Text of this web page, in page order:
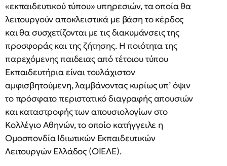
«εκπαιδευτικού τύπου» υπηρεσιών, τα οποία θα
λειτουργούν αποκλειστικά με βάση το κέρδος
και θα συσχετίζονται με τις διακυμάνσεις της
προσφοράς και της ζήτησης. Η ποιότητα της
παρεχόμενης παιδειας από τέτοιου τύπου
Εκπαιδευτήρια είναι τουλάχιστον
αμφισβητούμενη, λαμβάνοντας κυρίως υπ’ όψιν
το πρόσφατο περιστατικό διαγραφής απουσιών
και καταστροφής των απουσιολογίων στο
Κολλέγιο Αθηνών, το οποίο κατήγγειλε η
Ομοσπονδία Ιδιωτικών Εκπαιδευτικών
Λειτουργών Ελλάδος (ΟΙΕΛΕ).